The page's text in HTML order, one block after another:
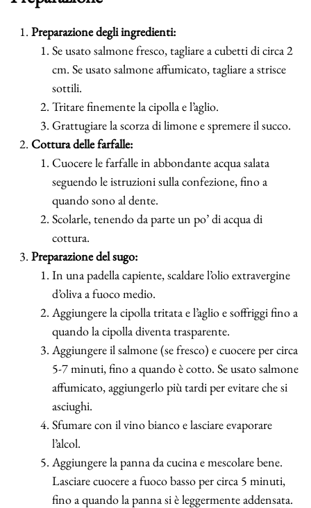
Preparazione degli ingredienti:
Se usato salmone fresco, tagliare a cubetti di circa 2
cm. Se usato salmone affumicato, tagliare a strisce
sottili.
Tritare finemente la cipolla e l’aglio.
Grattugiare la scorza di limone e spremere il succo.
Cottura delle farfalle:
Cuocere le farfalle in abbondante acqua salata
seguendo le istruzioni sulla confezione, fino a
quando sono al dente.
Scolarle, tenendo da parte un po’ di acqua di
cottura.
Preparazione del sugo:
In una padella capiente, scaldare l’olio extravergine
d’oliva a fuoco medio.
Aggiungere la cipolla tritata e l’aglio e soffriggi fino a
quando la cipolla diventa trasparente.
Aggiungere il salmone (se fresco) e cuocere per circa
5-7 minuti, fino a quando è cotto. Se usato salmone
affumicato, aggiungerlo più tardi per evitare che si
asciughi.
Sfumare con il vino bianco e lasciare evaporare
l’alcol.
Aggiungere la panna da cucina e mescolare bene.
Lasciare cuocere a fuoco basso per circa 5 minuti,
fino a quando la panna si è leggermente addensata.